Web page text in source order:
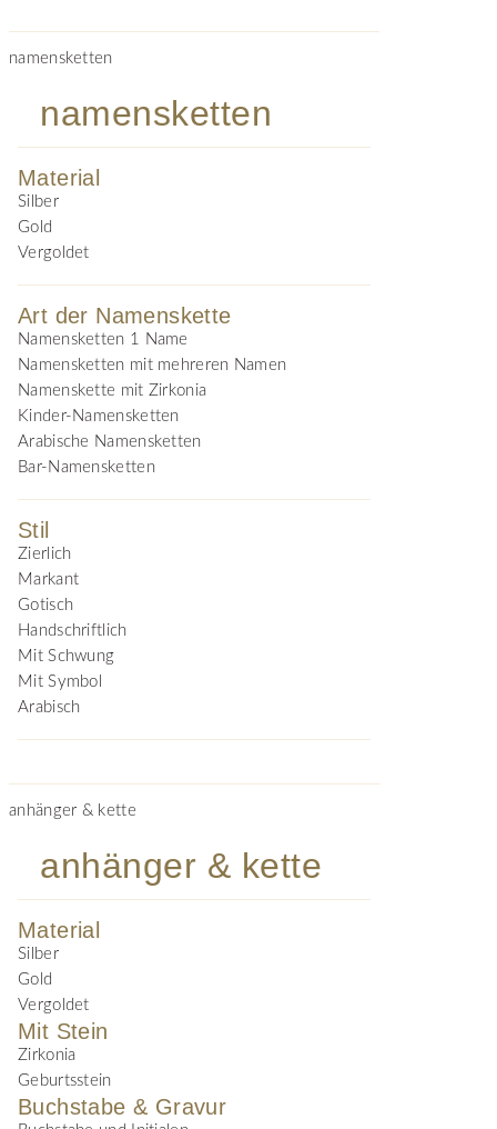
namensketten
namensketten
Material
Silber
Gold
Vergoldet
Art der Namenskette
Namensketten 1 Name
Namensketten mit mehreren Namen
Namenskette mit Zirkonia
Kinder-Namensketten
Arabische Namensketten
Bar-Namensketten
Stil
Zierlich
Markant
Gotisch
Handschriftlich
Mit Schwung
Mit Symbol
Arabisch
anhänger & kette
anhänger & kette
Material
Silber
Gold
Vergoldet
Mit Stein
Zirkonia
Geburtsstein
Buchstabe & Gravur